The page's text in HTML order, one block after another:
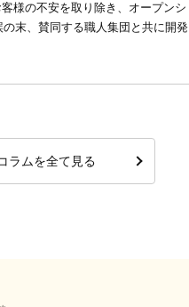
様の不安を取り除き、オープンシ
末、賛同する職人集団と共に開発
ラムを全て見る